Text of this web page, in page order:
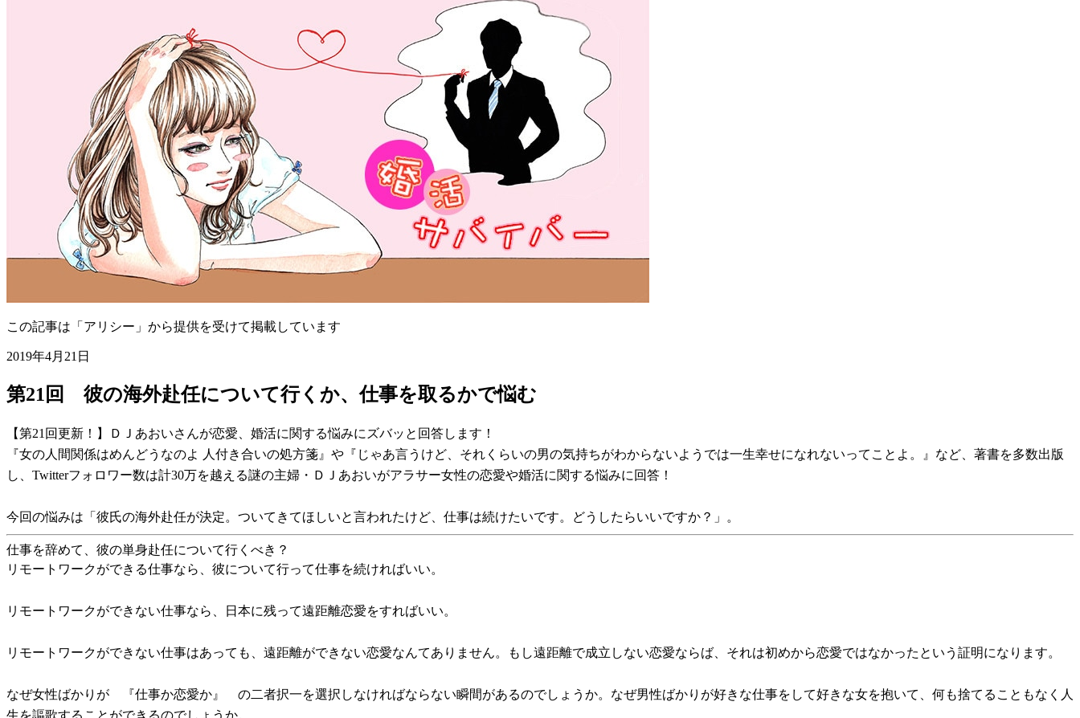
この記事は「アリシー」から提供を受けて掲載しています
2019年4月21日
第21回 彼の海外赴任について行くか、仕事を取るかで悩む
【第21回更新！】ＤＪあおいさんが恋愛、婚活に関する悩みにズバッと回答します！
『女の人間関係はめんどうなのよ 人付き合いの処方箋』や『じゃあ言うけど、それくらいの男の気持ちがわからないようでは一生幸せになれないってことよ。』など、著書を多数出版
し、Twitterフォロワー数は計30万を越える謎の主婦・ＤＪあおいがアラサー女性の恋愛や婚活に関する悩みに回答！
今回の悩みは「彼氏の海外赴任が決定。ついてきてほしいと言われたけど、仕事は続けたいです。どうしたらいいですか？」。
仕事を辞めて、彼の単身赴任について行くべき？
リモートワークができる仕事なら、彼について行って仕事を続ければいい。
リモートワークができない仕事なら、日本に残って遠距離恋愛をすればいい。
リモートワークができない仕事はあっても、遠距離ができない恋愛なんてありません。もし遠距離で成立しない恋愛ならば、それは初めから恋愛ではなかったという証明になります。
なぜ女性ばかりが 『仕事か恋愛か』 の二者択一を選択しなければならない瞬間があるのでしょうか。なぜ男性ばかりが好きな仕事をして好きな女を抱いて、何も捨てることもなく人
生を謳歌することができるのでしょうか。